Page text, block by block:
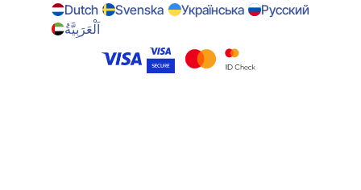
Dutch
Svenska Українська
Русский
اَلْعَرَبِيَّةُ